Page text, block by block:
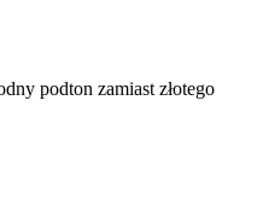
podton zamiast złotego